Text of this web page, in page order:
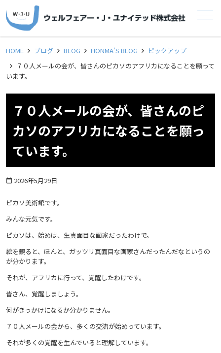
メニュー
HOME ブログ BLOG HONMA’S BLOG
ピックアップ
７０人メールの会が、皆さんのピカソのアフリカになることを願って
います。
７０人メールの会が、皆さんのピ
カソのアフリカになることを願っ
ています。
calendar_today 2026年5月29日
ピカソ美術館です。
みんな元気です。
ピカソは、始めは、生真面目な画家だったわけで。
絵を観ると、ほんと、ガッツリ真面目な画家さんだったんだなというの
が分かります。
それが、アフリカに行って、覚醒したわけです。
皆さん、覚醒しましょう。
何がきっかけになるか分かりません。
７０人メールの会から、多くの交流が始めっています。
それが多くの覚醒を生んでいると理解しています。